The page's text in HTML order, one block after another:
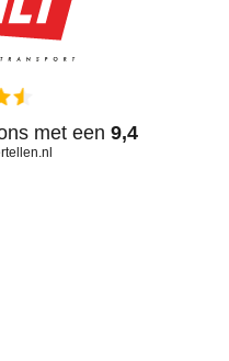
met een9,4